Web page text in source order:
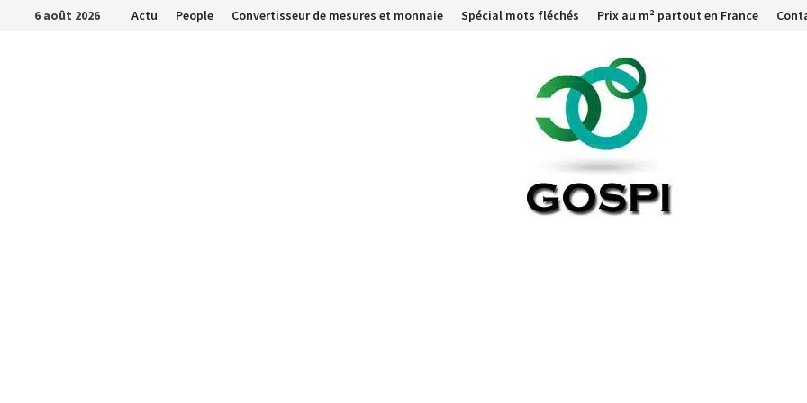
Passer6 août 2026 Actu People Convertisseur de mesures et monnaie Spécial mots fléchés Prix au m² partout en France